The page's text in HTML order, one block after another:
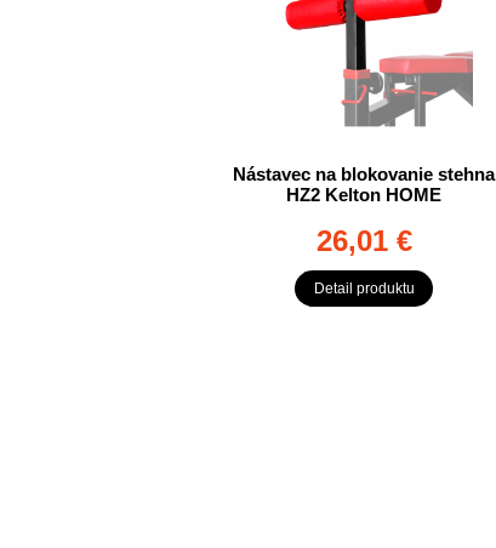
Nástavec na blokovanie stehna
HZ2 Kelton HOME
26,01 €
Detail produktu